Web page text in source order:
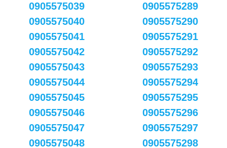
0905575039
0905575040
0905575041
0905575042
0905575043
0905575044
0905575045
0905575046
0905575047
0905575048
0905575289
0905575290
0905575291
0905575292
0905575293
0905575294
0905575295
0905575296
0905575297
0905575298